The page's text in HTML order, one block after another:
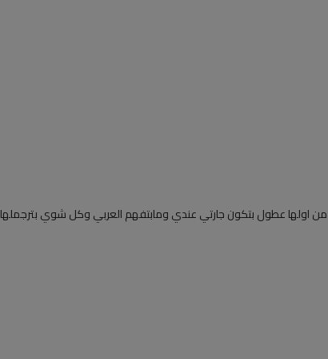
اولها عطول بتكون جارتي عندي ومابتفهم العربي وكل شوي بترجملها